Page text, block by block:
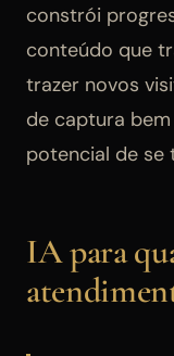
constrói
conteúdo que
trazer novos
de captura
potencial de se
IA para